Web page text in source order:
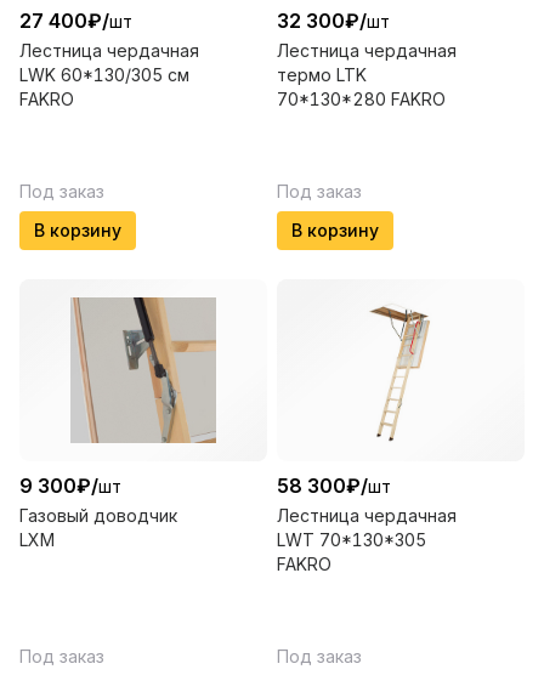
27 400₽/шт
Лестница чердачная
LWK 60*130/305 см
FAKRO
Под заказ
В корзину
32 300₽/шт
Лестница чердачная
термо LTK
70*130*280 FAKRO
Под заказ
В корзину
9 300₽/шт
Газовый доводчик
LXM
Под заказ
58 300₽/шт
Лестница чердачная
LWT 70*130*305
FAKRO
Под заказ